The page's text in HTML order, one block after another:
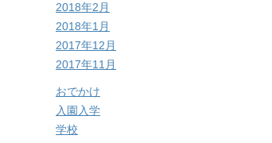
2018年2月
2018年1月
2017年12月
2017年11月
おでかけ
入園入学
学校